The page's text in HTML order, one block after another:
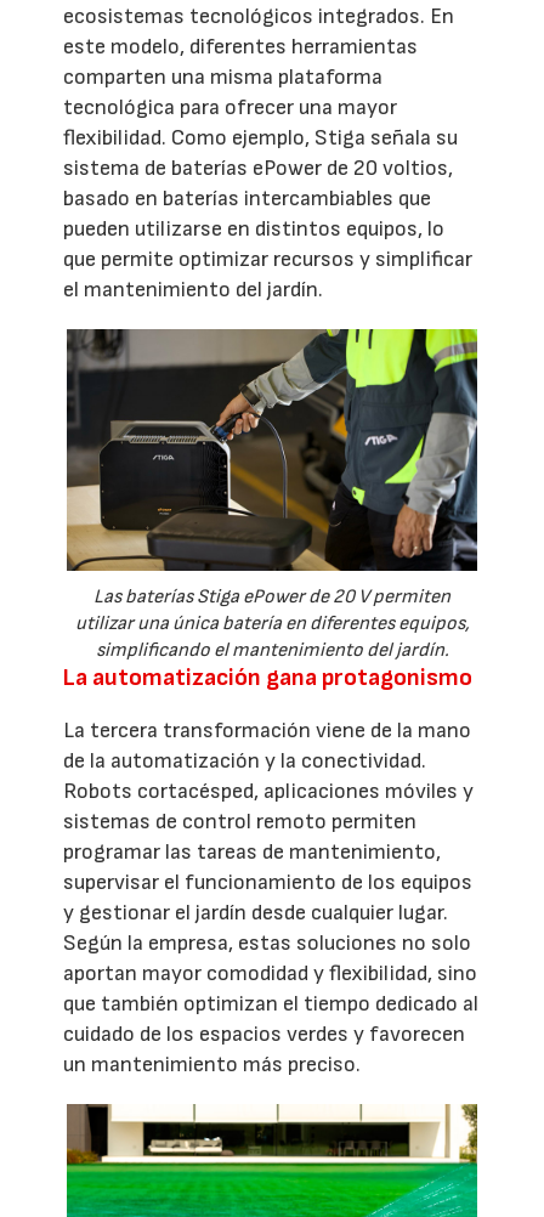
ecosistemas tecnológicos integrados. En
este modelo, diferentes herramientas
comparten una misma plataforma
tecnológica para ofrecer una mayor
flexibilidad. Como ejemplo, Stiga señala su
sistema de baterías ePower de 20 voltios,
basado en baterías intercambiables que
pueden utilizarse en distintos equipos, lo
que permite optimizar recursos y simplificar
el mantenimiento del jardín.
Las baterías Stiga ePower de 20 V permiten
utilizar una única batería en diferentes equipos,
simplificando el mantenimiento del jardín.
La automatización gana protagonismo
La tercera transformación viene de la mano
de la automatización y la conectividad.
Robots cortacésped, aplicaciones móviles y
sistemas de control remoto permiten
programar las tareas de mantenimiento,
supervisar el funcionamiento de los equipos
y gestionar el jardín desde cualquier lugar.
Según la empresa, estas soluciones no solo
aportan mayor comodidad y flexibilidad, sino
que también optimizan el tiempo dedicado al
cuidado de los espacios verdes y favorecen
un mantenimiento más preciso.